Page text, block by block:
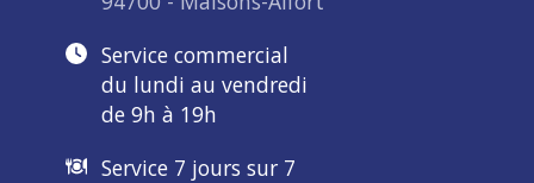
Service commercial
du lundi au vendredi
de 9h à 19h
Service 7 jours sur 7